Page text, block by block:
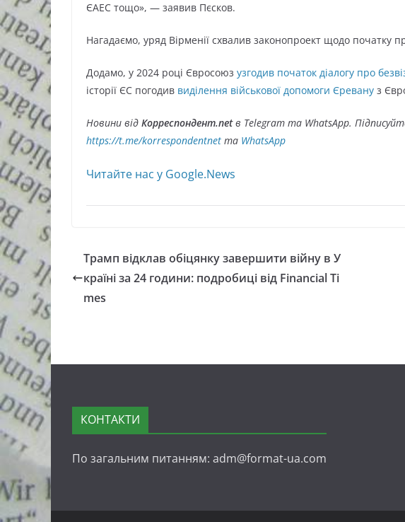
ЄАЕС тощо», — заявив Пєсков.
Нагадаємо, уряд Вірменії схвалив законопроект щодо початку
Додамо, у 2024 році Євросоюз узгодив початок діалогу про
історії ЄС погодив виділення військової допомоги Єревану з
Новини від Корреспондент.netв Telegram та WhatsApp.
https://t.me/korrespondentnet та WhatsApp
Читайте нас у Google.News
Трамп відклав обіцянку завершити війну в У
країні за 24 години: подробиці від Financial Ti
mes
КОНТАКТИ
По загальним питанням: adm@format-ua.com